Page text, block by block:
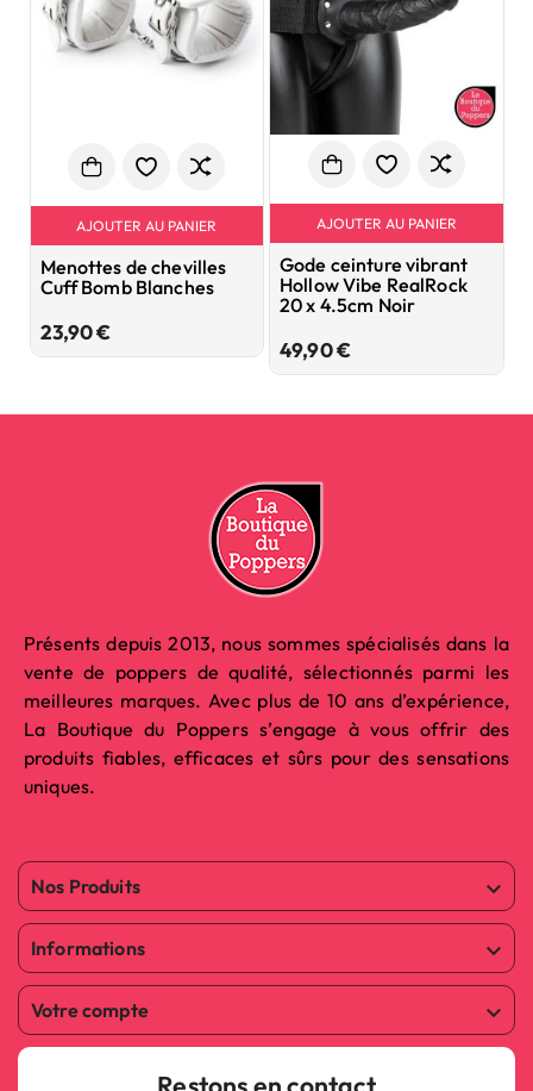
AJOUTER AU PANIER
Menottes de chevilles
Cuff Bomb Blanches
23,90 €Prix
AJOUTER AU PANIER
Gode ceinture vibrant
Hollow Vibe RealRock
20 x 4.5cm Noir
49,90 €Prix
Présents depuis 2013, nous sommes spécialisés dans la
vente de poppers de qualité, sélectionnés parmi les
meilleures marques. Avec plus de 10 ans d’expérience,
La Boutique du Poppers s’engage à vous offrir des
produits fiables, efficaces et sûrs pour des sensations
uniques.
Nos Produits 
Informations 
Votre compte 